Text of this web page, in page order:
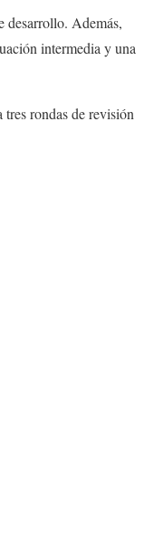
desarrollo. Además,
intermedia y una
rondas de revisión